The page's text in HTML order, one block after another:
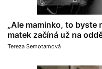
„Ale maminko, to byste
matek začíná už na
Tereza Semotamová